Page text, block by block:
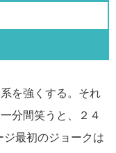
を強くする。それ
分間笑うと、２４
最初のジョークは